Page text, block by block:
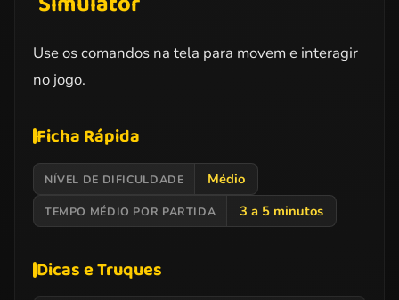
Use os comandos na tela para movem e interagir
no jogo.
Ficha Rápida
NÍVEL DE DIFICULDADE Médio
TEMPO MÉDIO POR PARTIDA 3 a 5 minutos
Dicas e Truques